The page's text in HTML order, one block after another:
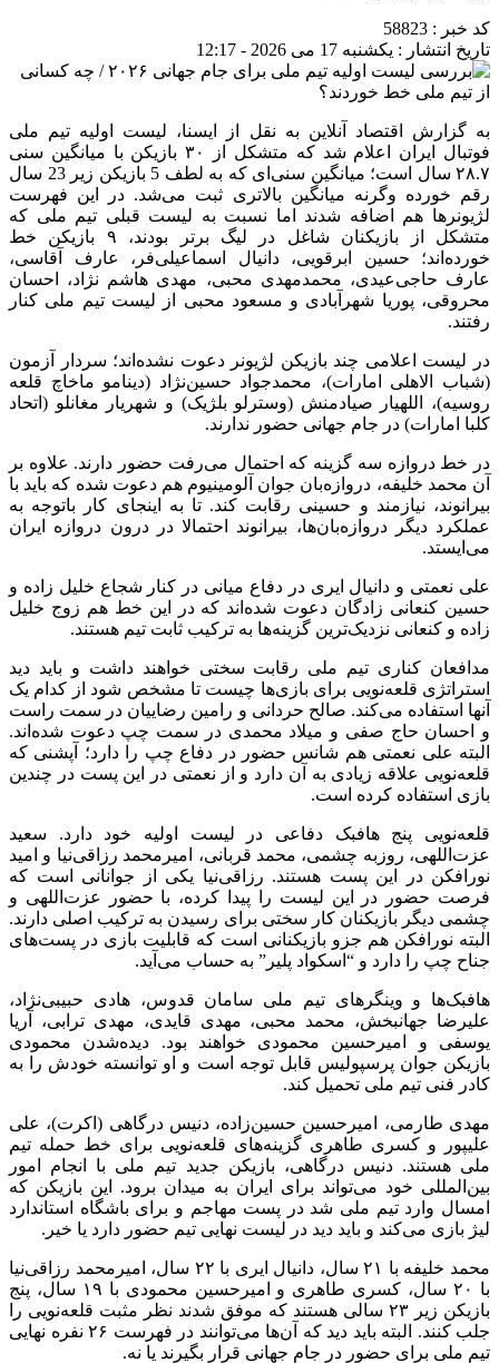
کد خبر : 58823
تاریخ انتشار : یکشنبه 17 می 2026 - 12:17
به گزارش اقتصاد آنلاین به نقل از ایسنا، لیست اولیه تیم ملی
فوتبال ایران اعلام شد که متشکل از ۳۰ بازیکن با میانگین سنی
۲۸.۷ سال است؛ میانگین سنی‌ای که به لطف 5 بازیکن زیر 23 سال
رقم خورده وگرنه میانگین بالاتری ثبت می‌شد. در این فهرست
لژیونرها هم اضافه شدند اما نسبت به لیست قبلی تیم ملی که
متشکل از بازیکنان شاغل در لیگ برتر بودند، ۹ بازیکن خط
خورده‌اند؛ حسین ابرقویی، دانیال اسماعیلی‌فر، عارف آقاسی،
عارف حاجی‌عیدی، محمدمهدی محبی، مهدی هاشم نژاد، احسان
محروقی، پوریا شهرآبادی و مسعود محبی از لیست تیم ملی کنار
رفتند.
در لیست اعلامی چند بازیکن لژیونر دعوت نشده‌اند؛ سردار آزمون
(شباب الاهلی امارات)، محمدجواد حسین‌نژاد (دینامو ماخاچ قلعه
روسیه)، اللهیار صیادمنش (وسترلو بلژیک) و شهریار مغانلو (اتحاد
کلبا امارات) در جام جهانی حضور ندارند.
در خط دروازه سه گزینه که احتمال می‌رفت حضور دارند. علاوه بر
آن محمد خلیفه، دروازه‌بان جوان آلومینیوم هم دعوت شده که باید با
بیرانوند، نیازمند و حسینی رقابت کند. تا به اینجای کار باتوجه به
عملکرد دیگر دروازه‌بان‌ها، بیرانوند احتمالا در درون دروازه ایران
می‌ایستد.
علی نعمتی و دانیال ایری در دفاع میانی در کنار شجاع خلیل زاده و
حسین کنعانی زادگان دعوت شده‌اند که در این خط هم زوج خلیل
زاده و کنعانی نزدیک‌ترین گزینه‌ها به ترکیب ثابت تیم هستند.
مدافعان کناری تیم ملی رقابت سختی خواهند داشت و باید دید
استراتژی قلعه‌نویی برای بازی‌ها چیست تا مشخص شود از کدام یک
آنها استفاده می‌کند. صالح حردانی و رامین رضاییان در سمت راست
و احسان حاج صفی و میلاد محمدی در سمت چپ دعوت‌ شده‌اند.
البته علی نعمتی هم شانس حضور در دفاع چپ را دارد؛ آپشنی که
قلعه‌نویی علاقه زیادی به آن دارد و از نعمتی در این پست در چندین
بازی استفاده کرده است.
قلعه‌نویی پنج هافبک دفاعی در لیست اولیه خود دارد. سعید
عزت‌اللهی، روزبه چشمی، محمد قربانی، امیرمحمد رزاقی‌نیا و امید
نورافکن در این پست هستند. رزاقی‌نیا یکی از جوانانی است که
فرصت حضور در این لیست را پیدا کرده، با حضور عزت‌اللهی و
چشمی دیگر بازیکنان کار سختی برای رسیدن به ترکیب اصلی دارند.
البته نورافکن هم جزو بازیکنانی است که قابلیت بازی در پست‌های
جناح چپ را دارد و “اسکواد پلیر” به حساب می‌آید.
هافبک‌ها و وینگرهای تیم ملی سامان قدوس، هادی حبیبی‌نژاد،
علیرضا جهانبخش، محمد محبی، مهدی قایدی، مهدی ترابی، آریا
یوسفی و امیرحسین محمودی خواهند بود. دیده‌شدن محمودی
بازیکن جوان پرسپولیس قابل توجه است و او توانسته خودش را به
کادر فنی تیم ملی تحمیل کند.
مهدی طارمی، امیرحسین حسین‌زاده، دنیس درگاهی (اکرت)، علی
علیپور و کسری طاهری گزینه‌های قلعه‌نویی برای خط حمله تیم
ملی هستند. دنیس درگاهی، بازیکن جدید تیم ملی با انجام امور
بین‌المللی خود می‌تواند برای ایران به میدان برود. این بازیکن که
امسال وارد تیم ملی شد در پست مهاجم و برای باشگاه استاندارد
لیژ بازی می‌کند و باید دید در لیست نهایی تیم حضور دارد یا خیر.
محمد خلیفه با ۲۱ سال، دانیال ایری با ۲۲ سال، امیرمحمد رزاقی‌نیا
با ۲۰ سال، کسری طاهری و امیرحسین محمودی با ۱۹ سال، پنج
بازیکن زیر ۲۳ سالی هستند که موفق شدند نظر مثبت قلعه‌نویی را
جلب کنند. البته باید دید که آن‌ها می‌توانند در فهرست ۲۶ نفره نهایی
تیم ملی برای حضور در جام جهانی قرار بگیرند یا نه.